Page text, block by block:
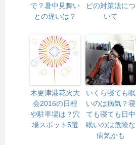
で？暑中見舞い
との違いは？
ビの対策法につ
いて
木更津港花火大
会2016の日程
や駐車場は？穴
場スポット5選
いくら寝ても眠
いのは病気？寝
ても寝ても日中
眠いのは危険な
病気かも